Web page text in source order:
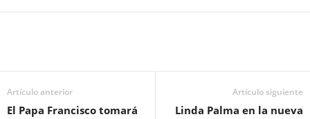
Artículo anterior
El Papa Francisco tomará
Artículo siguiente
Linda Palma en la nueva